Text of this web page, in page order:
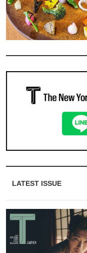
LATEST ISSUE